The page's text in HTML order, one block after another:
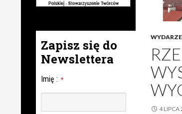
4 LIPCA
Zapisz się do
Newslettera
Imię : *